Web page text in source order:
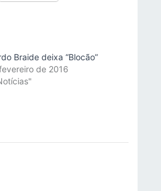
Braide deixa “Blocão”
de 2016